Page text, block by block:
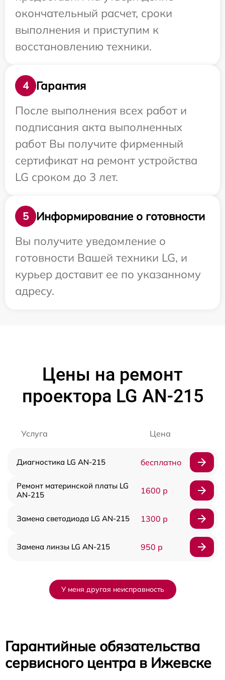
окончательный расчет, сроки
выполнения и приступим к
восстановлению техники.
4
Гарантия
После выполнения всех работ и
подписания акта выполненных
работ Вы получите фирменный
сертификат на ремонт устройства
LG сроком до 3 лет.
5
Информирование о готовности
Вы получите уведомление о
готовности Вашей техники LG, и
курьер доставит ее по указанному
адресу.
Цены на ремонт
проектора LG AN-215
Услуга Цена
Диагностика LG AN-215 бесплатно
Ремонт материнской платы LG
AN-215
1600 р
Замена светодиода LG AN-215 1300 р
Замена линзы LG AN-215 950 р
У меня другая неисправность
Гарантийные обязательства
сервисного центра в Ижевске